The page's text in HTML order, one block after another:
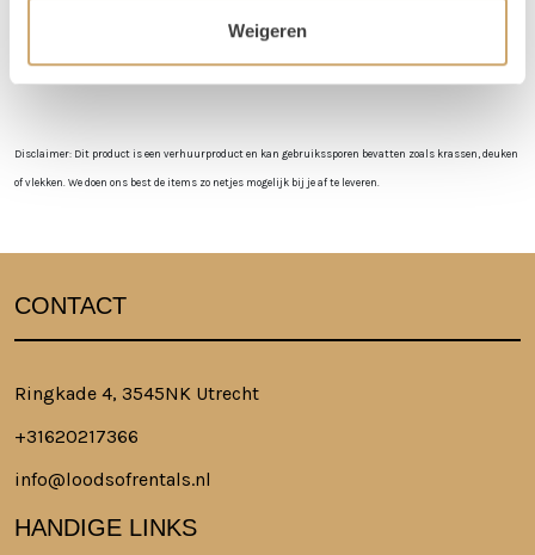
Weigeren
niet in de loods aanwezig voor het ophalen of terugbrengen van de
Disclaimer: Dit product is een verhuurproduct en kan gebruikssporen bevatten zoals krassen, deuken
of vlekken. We doen ons best de items zo netjes mogelijk bij je af te leveren.
CONTACT
Ringkade 4, 3545NK Utrecht
+31620217366
info@loodsofrentals.nl
HANDIGE LINKS